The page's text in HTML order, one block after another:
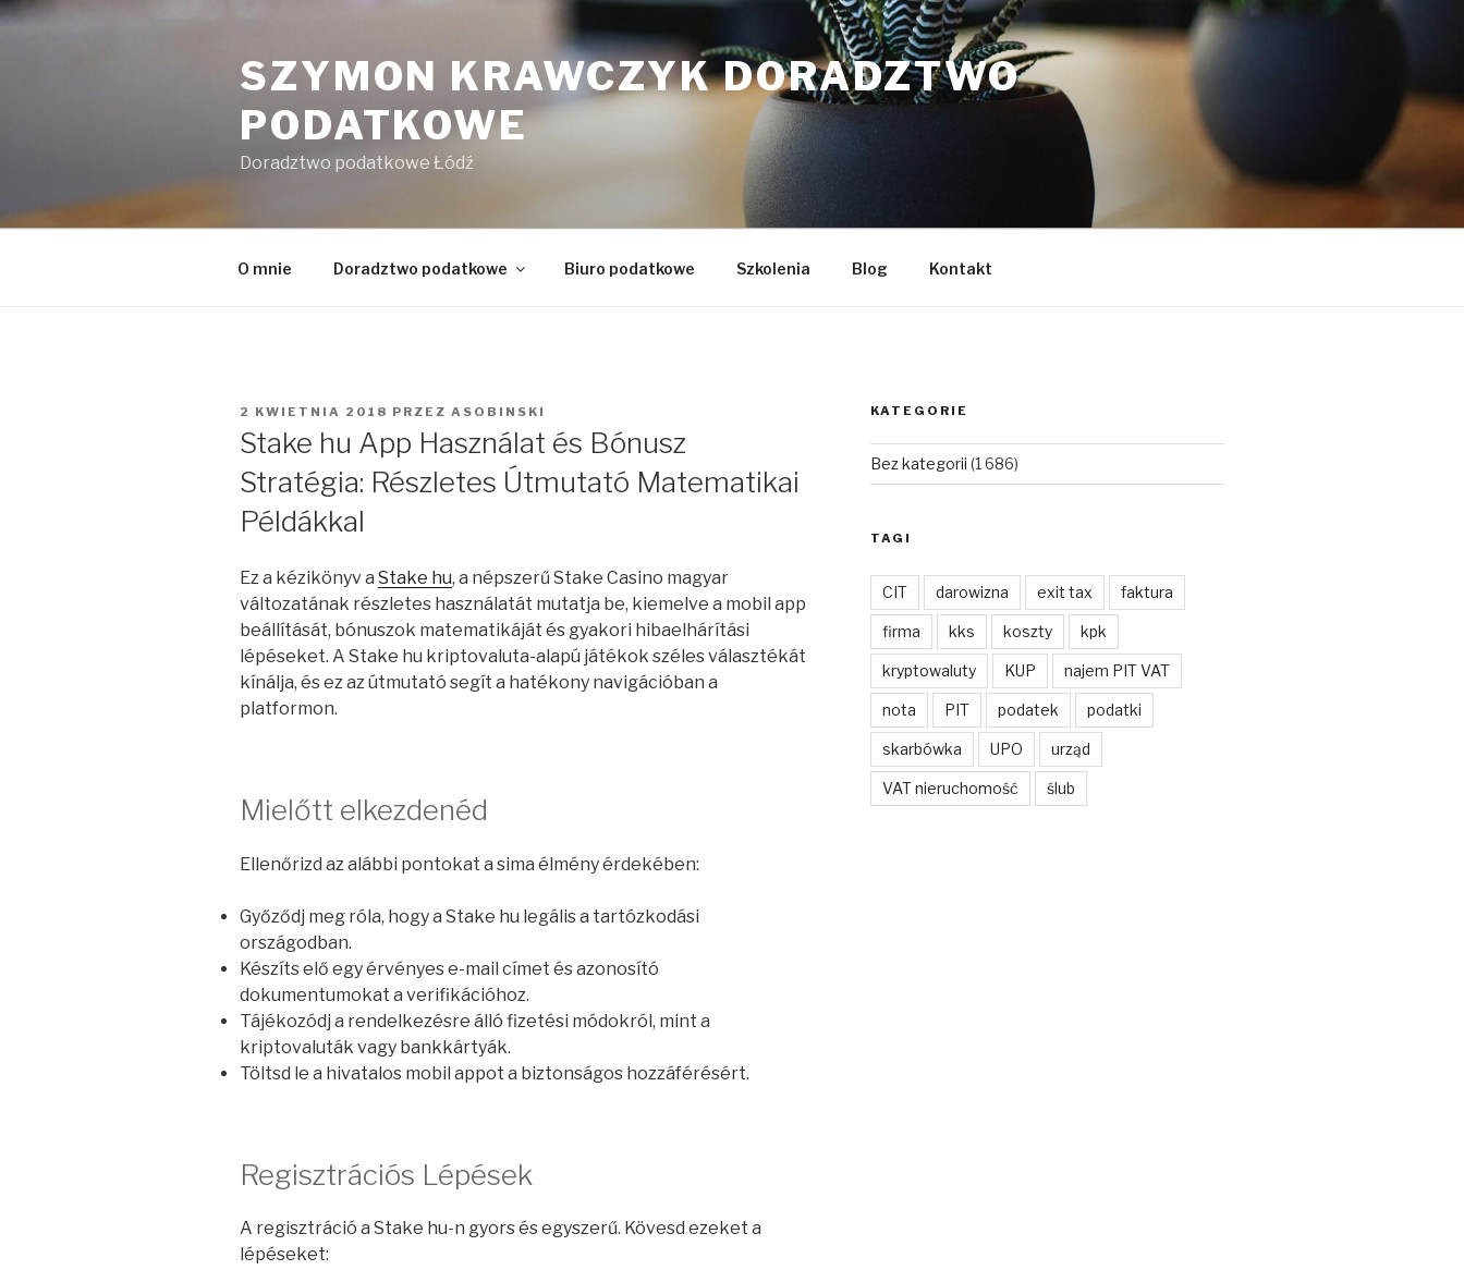
Przejdź
SZYMON KRAWCZYK DORADZTWO
PODATKOWE
Doradztwo podatkowe Łódź
O mnie Doradztwo podatkowe Biuro podatkowe Szkolenia Blog Kontakt
OPUBLIKOWANE
W
2 KWIETNIA 2018 PRZEZ ASOBINSKI
Stake hu App Használat és Bónusz
Stratégia: Részletes Útmutató Matematikai
Példákkal
Ez a kézikönyv a Stake hu, a népszerű Stake Casino magyar
változatának részletes használatát mutatja be, kiemelve a mobil app
beállítását, bónuszok matematikáját és gyakori hibaelhárítási
lépéseket. A Stake hu kriptovaluta-alapú játékok széles választékát
kínálja, és ez az útmutató segít a hatékony navigációban a
platformon.
Mielőtt elkezdenéd
Ellenőrizd az alábbi pontokat a sima élmény érdekében:
Győződj meg róla, hogy a Stake hu legális a tartózkodási
országodban.
Készíts elő egy érvényes e-mail címet és azonosító
dokumentumokat a verifikációhoz.
Tájékozódj a rendelkezésre álló fizetési módokról, mint a
kriptovaluták vagy bankkártyák.
Töltsd le a hivatalos mobil appot a biztonságos hozzáférésért.
Regisztrációs Lépések
A regisztráció a Stake hu-n gyors és egyszerű. Kövesd ezeket a
lépéseket:
KATEGORIE
Bez kategorii (1 686)
TAGI
CIT darowizna exit tax faktura
firma kks koszty kpk
kryptowaluty KUP najem PIT VAT
nota PIT podatek podatki
skarbówka UPO urząd
VAT nieruchomość ślub